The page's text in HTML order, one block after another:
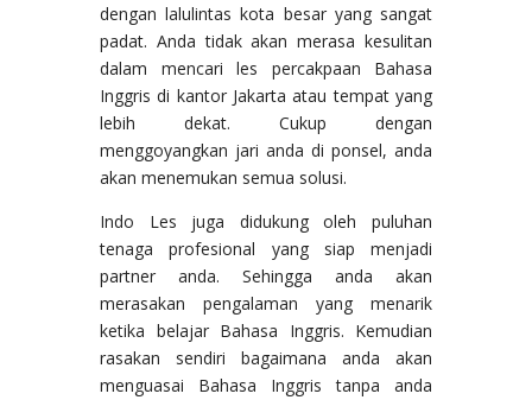
dengan lalulintas kota besar yang sangat
padat. Anda tidak akan merasa kesulitan
dalam mencari les percakpaan Bahasa
Inggris di kantor Jakarta atau tempat yang
lebih dekat. Cukup dengan
menggoyangkan jari anda di ponsel, anda
akan menemukan semua solusi.
Indo Les juga didukung oleh puluhan
tenaga profesional yang siap menjadi
partner anda. Sehingga anda akan
merasakan pengalaman yang menarik
ketika belajar Bahasa Inggris. Kemudian
rasakan sendiri bagaimana anda akan
menguasai Bahasa Inggris tanpa anda